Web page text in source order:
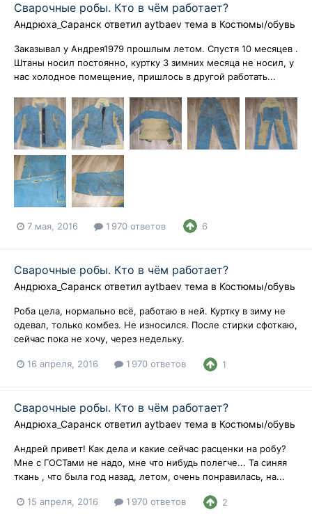
Сварочные робы. Кто в чём работает?
Андрюха_Саранск ответил aytbaev тема в Костюмы/обувь
Заказывал у Андрея1979 прошлым летом. Спустя 10 месяцев .
Штаны носил постоянно, куртку 3 зимних месяца не носил, у
нас холодное помещение, пришлось в другой работать...
7 мая, 2016 1 970 ответов 6
Сварочные робы. Кто в чём работает?
Андрюха_Саранск ответил aytbaev тема в Костюмы/обувь
Роба цела, нормально всё, работаю в ней. Куртку в зиму не
одевал, только комбез. Не износился. После стирки сфоткаю,
сейчас пока не хочу, через недельку.
16 апреля, 2016 1 970 ответов 1
Сварочные робы. Кто в чём работает?
Андрюха_Саранск ответил aytbaev тема в Костюмы/обувь
Андрей привет! Как дела и какие сейчас расценки на робу?
Мне с ГОСТами не надо, мне что нибудь полегче... Та синяя
ткань , что была год назад, летом, очень понравилась, на...
15 апреля, 2016 1 970 ответов 2